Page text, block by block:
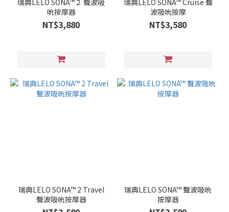
瑞典LELO SONA™２ 聲波吸
吮按摩器
NT$3,880
瑞典LELO SONA™ Cruise 聲
波吸吮按摩
NT$3,580
瑞典LELO SONA™ 2 Travel
聲波吸吮按摩器
瑞典LELO SONA™ 聲波吸吮
按摩器